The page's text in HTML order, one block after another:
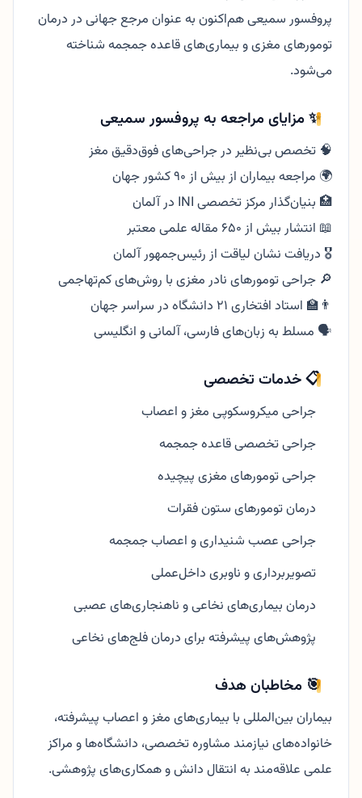
پروفسور سمیعی هم‌اکنون به عنوان مرجع جهانی در درمان
تومورهای مغزی و بیماری‌های قاعده جمجمه شناخته
می‌شود.
✨ مزایای مراجعه به پروفسور سمیعی
🧠 تخصص بی‌نظیر در جراحی‌های فوق‌دقیق مغز
🌍 مراجعه بیماران از بیش از ۹۰ کشور جهان
🏥 بنیان‌گذار مرکز تخصصی INI در آلمان
📖 انتشار بیش از ۶۵۰ مقاله علمی معتبر
🎖 دریافت نشان لیاقت از رئیس‌جمهور آلمان
🔎 جراحی تومورهای نادر مغزی با روش‌های کم‌تهاجمی
👨‍🏫 استاد افتخاری ۲۱ دانشگاه در سراسر جهان
🗣 مسلط به زبان‌های فارسی، آلمانی و انگلیسی
📋 خدمات تخصصی
جراحی میکروسکوپی مغز و اعصاب
جراحی تخصصی قاعده جمجمه
جراحی تومورهای مغزی پیچیده
درمان تومورهای ستون فقرات
جراحی عصب شنیداری و اعصاب جمجمه
تصویر‌برداری و ناوبری داخل‌عملی
درمان بیماری‌های نخاعی و ناهنجاری‌های عصبی
پژوهش‌های پیشرفته برای درمان فلج‌های نخاعی
🎯 مخاطبان هدف
بیماران بین‌المللی با بیماری‌های مغز و اعصاب پیشرفته،
خانواده‌های نیازمند مشاوره تخصصی، دانشگاه‌ها و مراکز
علمی علاقه‌مند به انتقال دانش و همکاری‌های پژوهشی.